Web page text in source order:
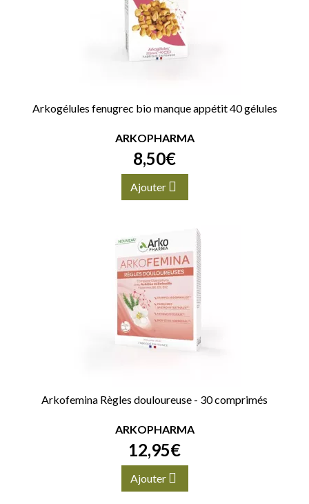
Arkogélules fenugrec bio manque appétit 40 gélules
ARKOPHARMA
8,50€
Ajouter
Arkofemina Règles douloureuse - 30 comprimés
ARKOPHARMA
12,95€
Ajouter